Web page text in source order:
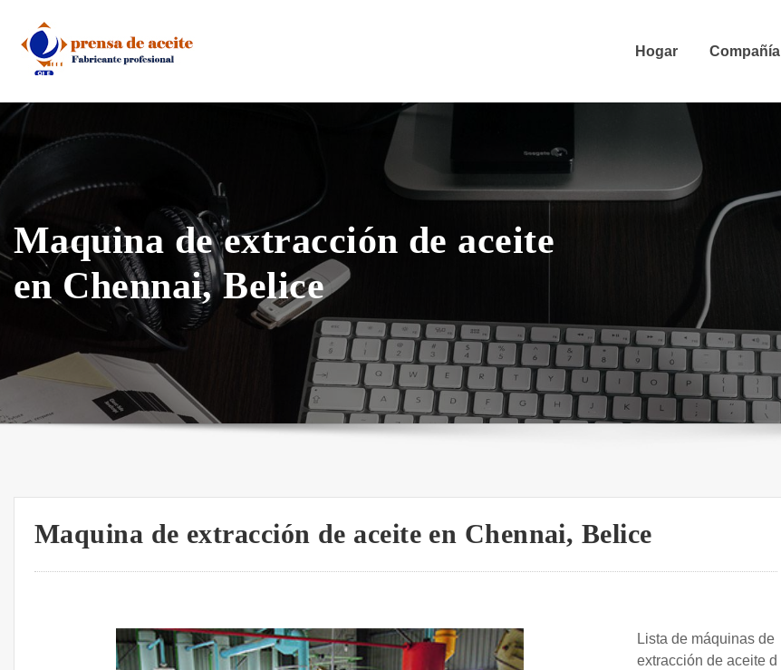
content
Hogar Compañía
Maquina de extracción de aceite
en Chennai, Belice
Maquina de extracción de aceite en Chennai, Belice
Lista de máquinas de
extracción de aceite de